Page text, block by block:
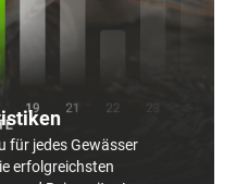
für jedes Gewässer
erfolgreichsten